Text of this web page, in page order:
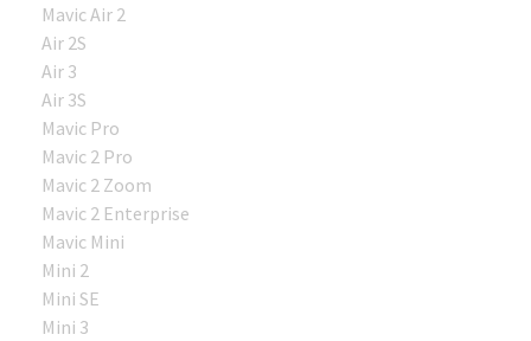
Mavic Air 2
Air 2S
Air 3
Air 3S
Mavic Pro
Mavic 2 Pro
Mavic 2 Zoom
Mavic 2 Enterprise
Mavic Mini
Mini 2
Mini SE
Mini 3